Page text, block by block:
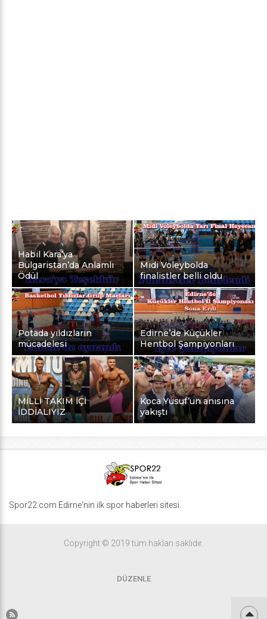
Habil Kara’ya
Bulgaristan’da Anlamlı
Ödül
Midi Voleybolda
finalistler belli oldu
Potada yıldızların
mücadelesi
Edirne’de Küçükler
Hentbol Şampiyonları
MİLLİ TAKIM İÇİ
İDDİALIYIZ
Koca Yusuf’un anısına
yakıştı
Spor22.com Edirne'nin ilk spor haberleri sitesi.
Copyright © 2019 tüm hakları saklıdır.
DÜZENLE